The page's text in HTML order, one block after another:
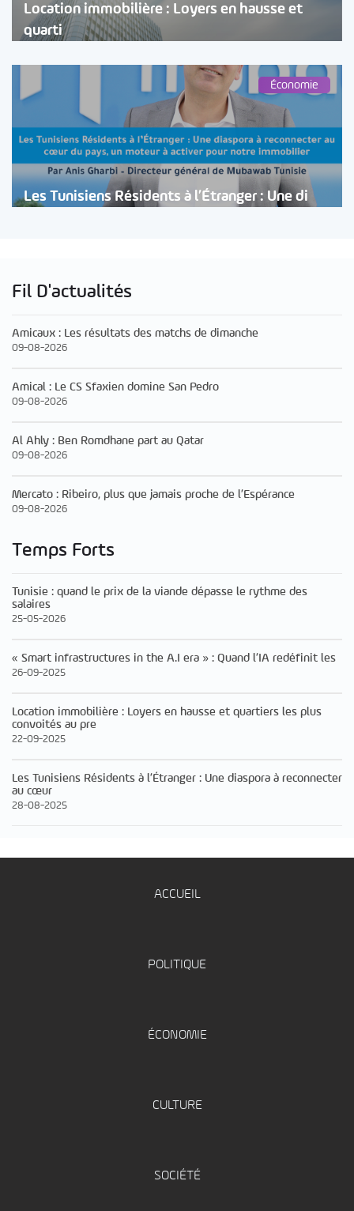
Location immobilière : Loyers en hausse et
quarti
Économie
Les Tunisiens Résidents à l’Étranger : Une di
Fil D'actualités
Amicaux : Les résultats des matchs de dimanche
09-08-2026
Amical : Le CS Sfaxien domine San Pedro
09-08-2026
Al Ahly : Ben Romdhane part au Qatar
09-08-2026
Mercato : Ribeiro, plus que jamais proche de l’Espérance
09-08-2026
Temps Forts
Tunisie : quand le prix de la viande dépasse le rythme des
salaires
25-05-2026
« Smart infrastructures in the A.I era » : Quand l’IA redéfinit les
26-09-2025
Location immobilière : Loyers en hausse et quartiers les plus
convoités au pre
22-09-2025
Les Tunisiens Résidents à l’Étranger : Une diaspora à reconnecter
au cœur
28-08-2025
ACCUEIL
POLITIQUE
ÉCONOMIE
CULTURE
SOCIÉTÉ